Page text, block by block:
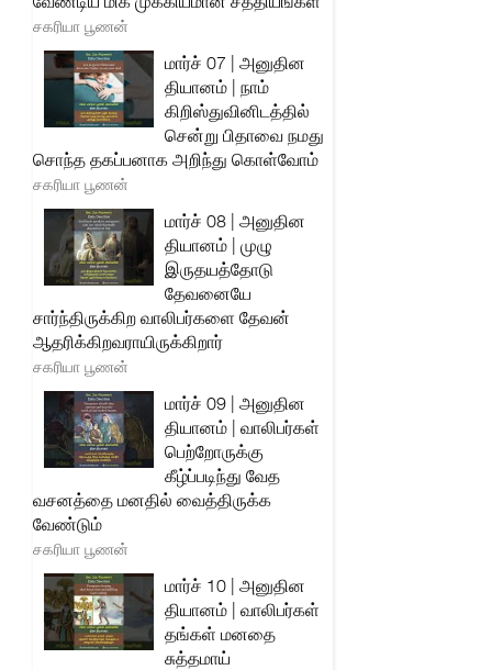
சகரியா பூணன்
மார்ச் 07 | அனுதின
தியானம் | நாம்
கிறிஸ்துவினிடத்தில்
சென்று பிதாவை நமது
சொந்த தகப்பனாக அறிந்து கொள்வோம்
சகரியா பூணன்
மார்ச் 08 | அனுதின
தியானம் | முழு
இருதயத்தோடு
தேவனையே
சார்ந்திருக்கிற வாலிபர்களை தேவன்
ஆதரிக்கிறவராயிருக்கிறார்
சகரியா பூணன்
மார்ச் 09 | அனுதின
தியானம் | வாலிபர்கள்
பெற்றோருக்கு
கீழ்ப்படிந்து வேத
வசனத்தை மனதில் வைத்திருக்க
வேண்டும்
சகரியா பூணன்
மார்ச் 10 | அனுதின
தியானம் | வாலிபர்கள்
தங்கள் மனதை
சுத்தமாய்